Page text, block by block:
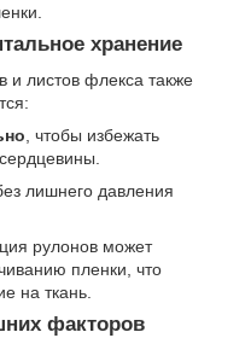
хранение
листов флекса также
, чтобы избежать
лишнего давления
рулонов может
пленки, что
на ткань.
факторов